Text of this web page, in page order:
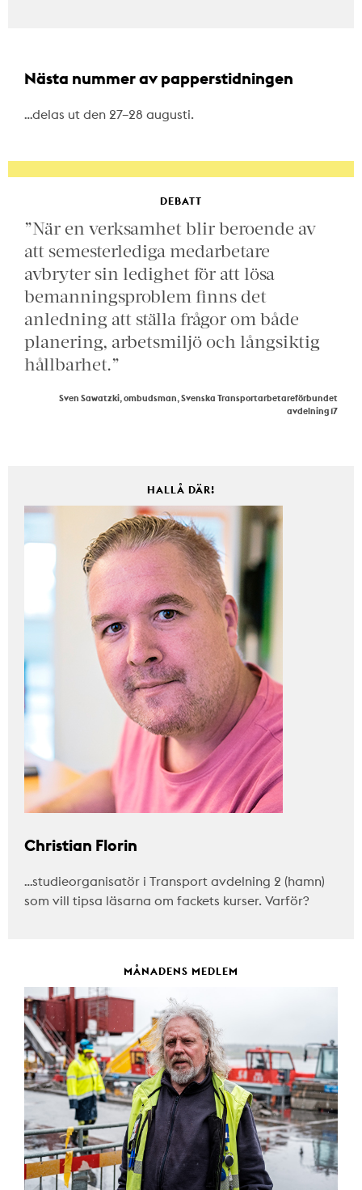
Nästa nummer av papperstidningen
…delas ut den 27–28 augusti.
DEBATT
”När en verksamhet blir beroende av
att semesterlediga medarbetare
avbryter sin ledighet för att lösa
bemanningsproblem finns det
anledning att ställa frågor om både
planering, arbetsmiljö och långsiktig
hållbarhet.”
Sven Sawatzki, ombudsman, Svenska Transportarbetareförbundet
avdelning 17
HALLÅ DÄR!
Christian Florin
…studieorganisatör i Transport avdelning 2 (hamn)
som vill tipsa läsarna om fackets kurser. Varför?
MÅNADENS MEDLEM